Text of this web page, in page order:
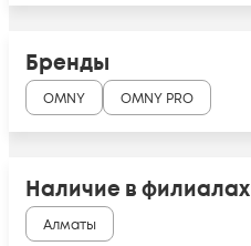
Бренды
OMNY OMNY PRO
Наличие в филиалах
Алматы